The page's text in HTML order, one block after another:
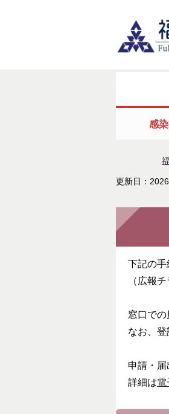
感
更新日：
下記の手
（広報チ
窓口で
なお、登
申請・
詳細は電